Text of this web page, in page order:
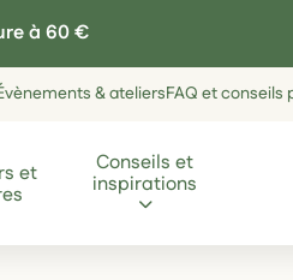
à 60 €
& ateliersFAQ et conseils
et Conseils et
inspirations